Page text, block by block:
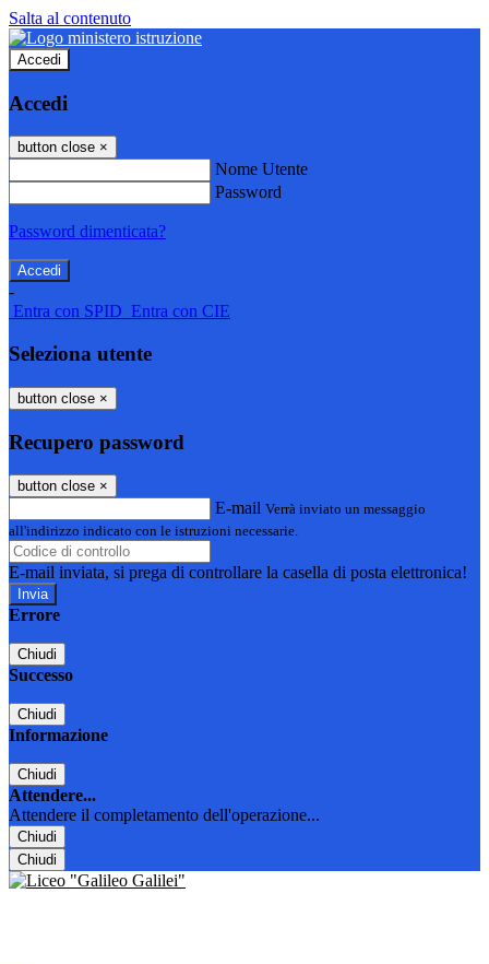
Salta al contenuto
Accedi
Accedi
button close ×
Nome Utente
Password
Password dimenticata?
-
Entra con SPID Entra con CIE
Seleziona utente
button close ×
Recupero password
button close ×
E-mail Verrà inviato un messaggio
all'indirizzo indicato con le istruzioni necessarie.
E-mail inviata, si prega di controllare la casella di posta elettronica!
Errore
Chiudi
Successo
Chiudi
Informazione
Chiudi
Attendere...
Attendere il completamento dell'operazione...
Chiudi
Chiudi